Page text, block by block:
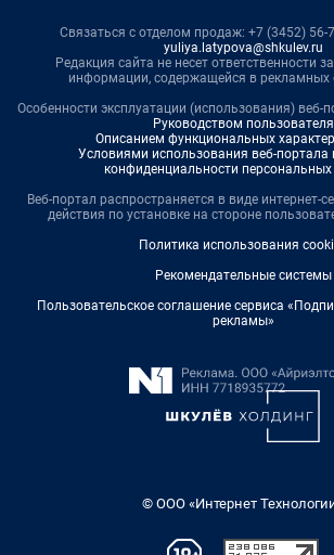
Связаться с отделом продаж: +7 (3452) 56-
yuliya.latypova@shkulev.ru
Редакция сайта не несет ответственности
информации, содержащейся в рекламных
Особенности эксплуатации (использования) веб-
Руководством пользователя
Описанием функциональных
Условиями использования веб-портала
конфиденциальности
Веб-портал распространяется в виде интернет-
действия по установке на стороне
Политика использования
Рекомендательные системы
Пользовательское соглашение сервиса
рекламы»
© ООО «Интернет